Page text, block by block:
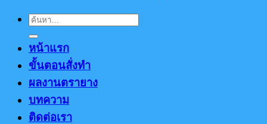
ค้นหา:
หน้าแรก
ขั้นตอนสั่งทำ
ผลงานตรายาง
บทความ
ติดต่อเรา